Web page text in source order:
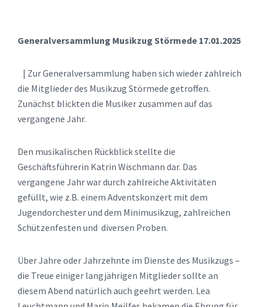
Generalversammlung Musikzug Störmede 17.01.2025
| Zur Generalversammlung haben sich wieder zahlreich
die Mitglieder des Musikzug Störmede getroffen.
Zunächst blickten die Musiker zusammen auf das
vergangene Jahr.
Den musikalischen Rückblick stellte die
Geschäftsführerin Katrin Wischmann dar. Das
vergangene Jahr war durch zahlreiche Aktivitäten
gefüllt, wie z.B. einem Adventskonzert mit dem
Jugendorchester und dem Minimusikzug, zahlreichen
Schützenfesten und diversen Proben.
Über Jahre oder Jahrzehnte im Dienste des Musikzugs –
die Treue einiger langjährigen Mitglieder sollte an
diesem Abend natürlich auch geehrt werden. Lea